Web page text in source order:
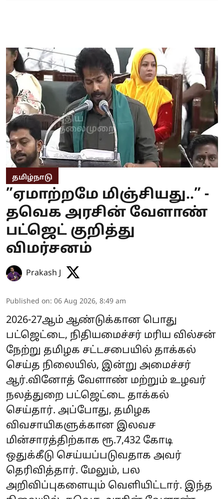
தமிழ்நாடு
”ஏமாற்றமே மிஞ்சியது..” -
தவெக அரசின் வேளாண்
பட்ஜெட் குறித்து
விமர்சனம்
Prakash J
Published on: 06 Aug 2026, 8:49 am
2026-27ஆம் ஆண்டுக்கான பொது
பட்ஜெட்டை, நிதியமைச்சர் மரிய வில்சன்
நேற்று தமிழக சட்டசபையில் தாக்கல்
செய்த நிலையில், இன்று அமைச்சர்
ஆர்.வினோத் வேளாண் மற்றும் உழவர்
நலத்துறை பட்ஜெட்டை தாக்கல்
செய்தார். அப்போது, தமிழக
விவசாயிகளுக்கான இலவச
மின்சாரத்திற்காக ரூ.7,432 கோடி
ஒதுக்கீடு செய்யப்படுவதாக அவர்
தெரிவித்தார். மேலும், பல
அறிவிப்புகளையும் வெளியிட்டார். இந்த